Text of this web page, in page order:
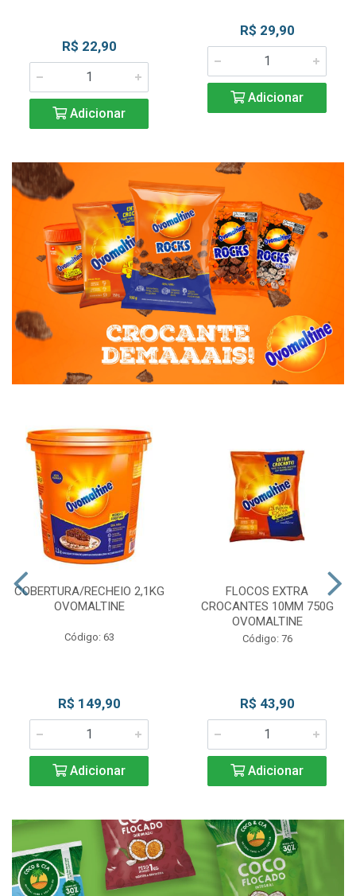
R$ 22,90
Adicionar
R$ 29,90
Adicionar
COBERTURA/RECHEIO 2,1KG
OVOMALTINE
Código: 63
R$ 149,90
Adicionar
FLOCOS EXTRA
CROCANTES 10MM 750G
OVOMALTINE
Código: 76
R$ 43,90
Adicionar